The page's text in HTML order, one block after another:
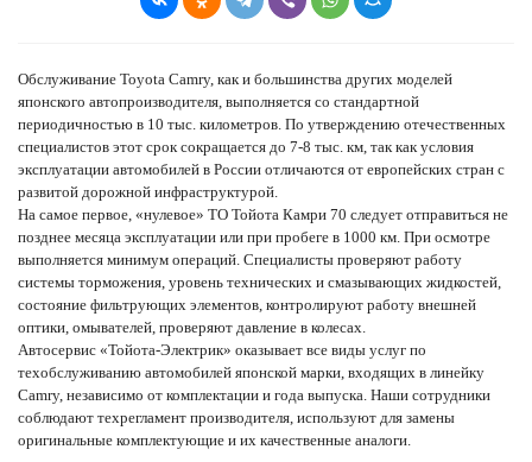
Обслуживание Toyota Camry, как и большинства других моделей
японского автопроизводителя, выполняется со стандартной
периодичностью в 10 тыс. километров. По утверждению отечественных
специалистов этот срок сокращается до 7-8 тыс. км, так как условия
эксплуатации автомобилей в России отличаются от европейских стран с
развитой дорожной инфраструктурой.
На самое первое, «нулевое» ТО Тойота Камри 70 следует отправиться не
позднее месяца эксплуатации или при пробеге в 1000 км. При осмотре
выполняется минимум операций. Специалисты проверяют работу
системы торможения, уровень технических и смазывающих жидкостей,
состояние фильтрующих элементов, контролируют работу внешней
оптики, омывателей, проверяют давление в колесах.
Автосервис «Тойота-Электрик» оказывает все виды услуг по
техобслуживанию автомобилей японской марки, входящих в линейку
Camry, независимо от комплектации и года выпуска. Наши сотрудники
соблюдают техрегламент производителя, используют для замены
оригинальные комплектующие и их качественные аналоги.